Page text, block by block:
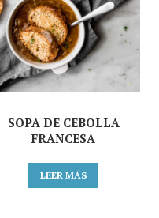
SOPA DE CEBOLLA
FRANCESA
LEER MÁS